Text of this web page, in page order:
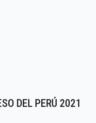
DEL PERÚ 2021